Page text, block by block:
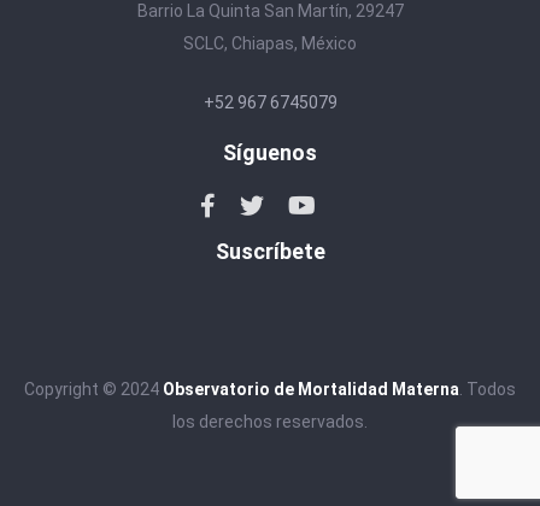
Barrio La Quinta San Martín, 29247
SCLC, Chiapas, México
+52 967 6745079
Síguenos
Suscríbete
Copyright © 2024 Observatorio de Mortalidad Materna . Todos
los derechos reservados.